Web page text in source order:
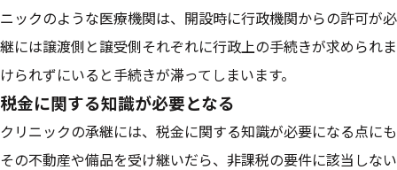
ニックのような医療機関は、開設時に行政機関からの許可が
継には譲渡側と譲受側それぞれに行政上の手続きが求められ
けられずにいると手続きが滞ってしまいます。
税金に関する知識が必要となる
クリニックの承継には、税金に関する知識が必要になる点に
その不動産や備品を受け継いだら、非課税の要件に該当しな